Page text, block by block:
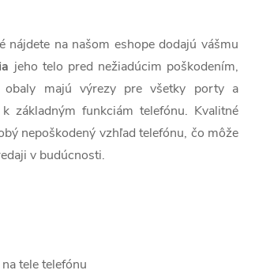
na našom eshope dodajú vášmu
jeho telo pred nežiadúcim poškodením,
obaly majú výrezy pre všetky porty a
základným funkciám telefónu. Kvalitné
nepoškodený vzhľad telefónu, čo môže
v budúcnosti.
tele telefónu